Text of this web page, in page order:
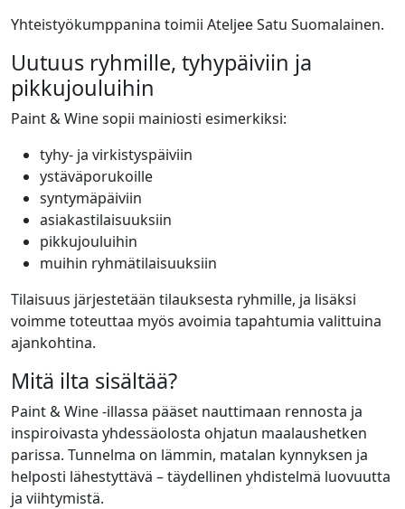
Yhteistyökumppanina toimii Ateljee Satu Suomalainen.
Uutuus ryhmille, tyhypäiviin ja
pikkujouluihin
Paint & Wine sopii mainiosti esimerkiksi:
tyhy- ja virkistyspäiviin
ystäväporukoille
syntymäpäiviin
asiakastilaisuuksiin
pikkujouluihin
muihin ryhmätilaisuuksiin
Tilaisuus järjestetään tilauksesta ryhmille, ja lisäksi
voimme toteuttaa myös avoimia tapahtumia valittuina
ajankohtina.
Mitä ilta sisältää?
Paint & Wine -illassa pääset nauttimaan rennosta ja
inspiroivasta yhdessäolosta ohjatun maalaushetken
parissa. Tunnelma on lämmin, matalan kynnyksen ja
helposti lähestyttävä – täydellinen yhdistelmä luovuutta
ja viihtymistä.